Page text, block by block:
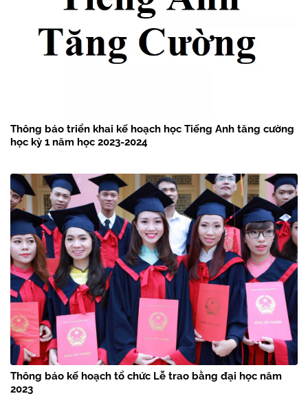
Thông báo triển khai kế hoạch học Tiếng Anh tăng cường
học kỳ 1 năm học 2023-2024
Thông báo kế hoạch tổ chức Lễ trao bằng đại học năm
2023